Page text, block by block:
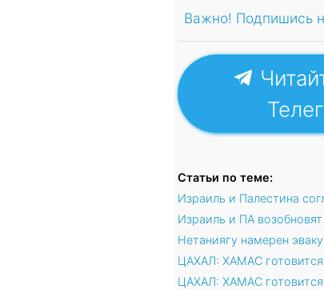
Важно! Подпишись
Статьи по теме:
Израиль и Палестина
Израиль и ПА
Нетаниягу намерен
ЦАХАЛ: ХАМАС
ЦАХАЛ: ХАМАС